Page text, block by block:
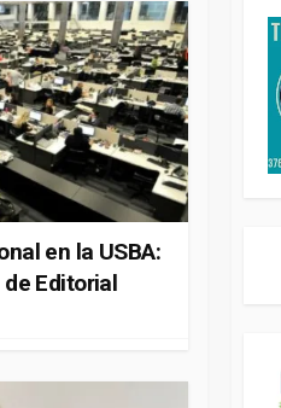
en la USBA:
Editorial